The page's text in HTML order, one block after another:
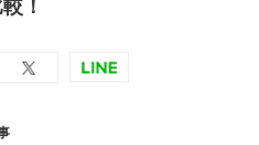
！